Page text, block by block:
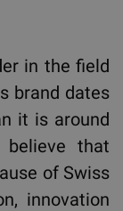
in the field
brand dates
it is around
that
of Swiss
innovation